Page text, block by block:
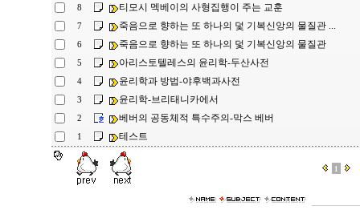
8 티모시 멕베이의 사형집행이 주는 교훈
7 죽음으로 향하는 또 하나의 덫 기복신앙의 물질관 ...
6 죽음으로 향하는 또 하나의 덫 기복신앙의 물질관
5 아리스토텔레스의 윤리학-두산사전
4 윤리학과 방법-야후백과사전
3 윤리학-브리태니카에서
2 베버의 공동체적 특수주의-막스 베버
1 테스트
1